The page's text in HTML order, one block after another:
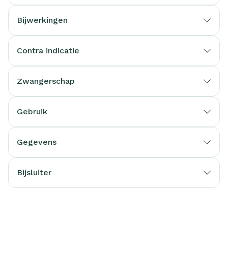
Bijwerkingen
Contra indicatie
Zwangerschap
Gebruik
Gegevens
Bijsluiter